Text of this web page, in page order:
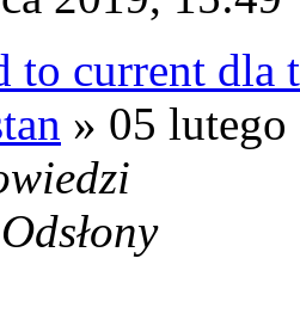
to current dla
» 05
Odsłony